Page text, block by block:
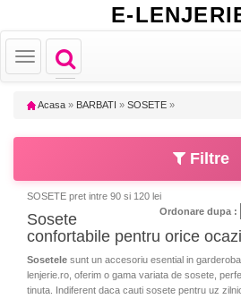
E-
Toggle
navigation
Toggle
navigation
Acasa » BARBATI » SOSETE »
Filtre
SOSETE pret intre 90 si 120 lei
Ordonare dupa :
Sosete
confortabile pentru orice
Sosetele sunt un accesoriu esential in
lenjerie.ro, oferim o gama variata de sosete,
tinuta. Indiferent daca cauti sosete pentru uz